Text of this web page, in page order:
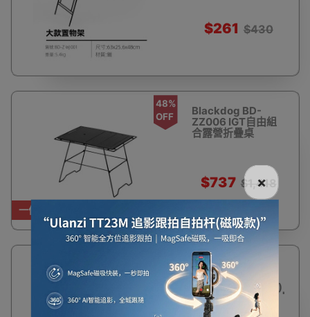
$261 $430
一件免運費
48%
OFF
Blackdog BD-
ZZ006 IGT自由組
合露營折疊桌
$737 $1,418
OFF
BLACKDOG 時野
CW鋁合金戰術桌
(CBD2450JJ044)
- 黑色 | 多功能桌邊 |
快速組裝
×